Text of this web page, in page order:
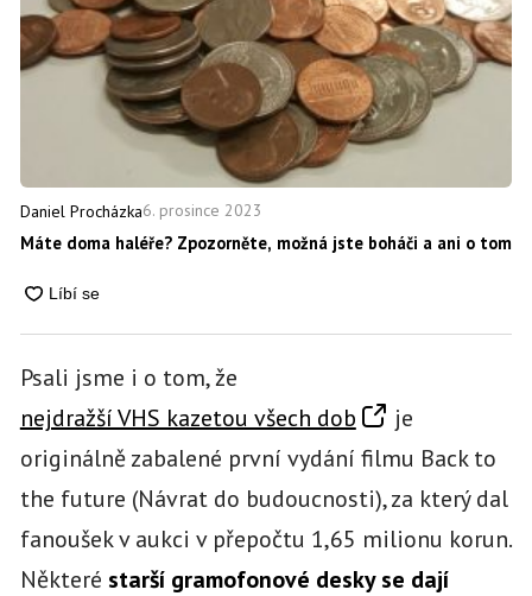
Daniel Procházka6. prosince 2023
Máte doma haléře? Zpozorněte, možná jste boháči a ani o tom
Psali jsme i o tom, že
nejdražší VHS kazetou všech dob
je
originálně zabalené první vydání filmu Back to
the future (Návrat do budoucnosti), za který dal
fanoušek v aukci v přepočtu 1,65 milionu korun.
Některé starší gramofonové desky se dají